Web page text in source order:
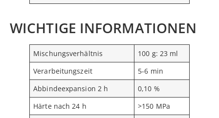
WICHTIGE INFORMATIONEN
Mischungsverhältnis
100 g: 23 ml
Verarbeitungszeit
5-6 min
Abbindeexpansion 2 h
0,10 %
Härte nach 24 h
>150 MPa